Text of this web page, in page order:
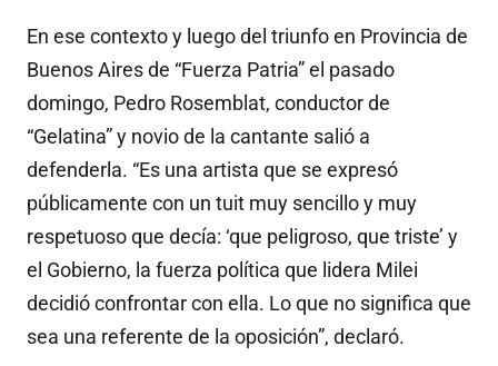
En ese contexto y luego del triunfo en Provincia de
Buenos Aires de “Fuerza Patria” el pasado
domingo, Pedro Rosemblat, conductor de
“Gelatina” y novio de la cantante salió a
defenderla. “Es una artista que se expresó
públicamente con un tuit muy sencillo y muy
respetuoso que decía: ‘que peligroso, que triste’ y
el Gobierno, la fuerza política que lidera Milei
decidió confrontar con ella. Lo que no significa que
sea una referente de la oposición”, declaró.